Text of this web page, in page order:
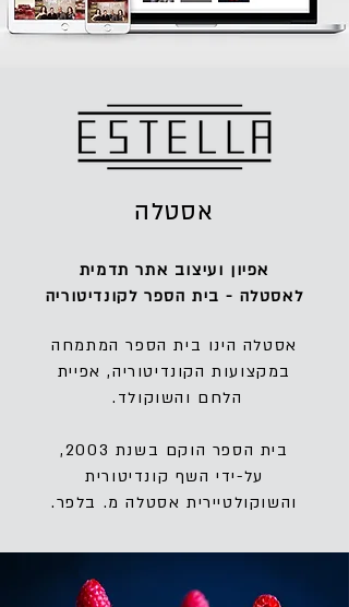
אסטלה
אפיון ועיצוב אתר תדמית
לאסטלה - בית הספר לקונדיטוריה
אסטלה הינו בית הספר המתמחה
במקצועות הקונדיטוריה, אפיית
הלחם והשוקולד.
בית הספר הוקם בשנת 2003,
על-ידי השף קונדיטורית
והשוקולטיירית אסטלה מ. בלפר.